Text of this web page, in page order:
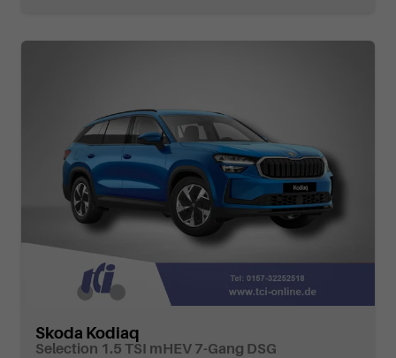
Skoda Kodiaq
Selection 1.5 TSI mHEV 7-Gang DSG